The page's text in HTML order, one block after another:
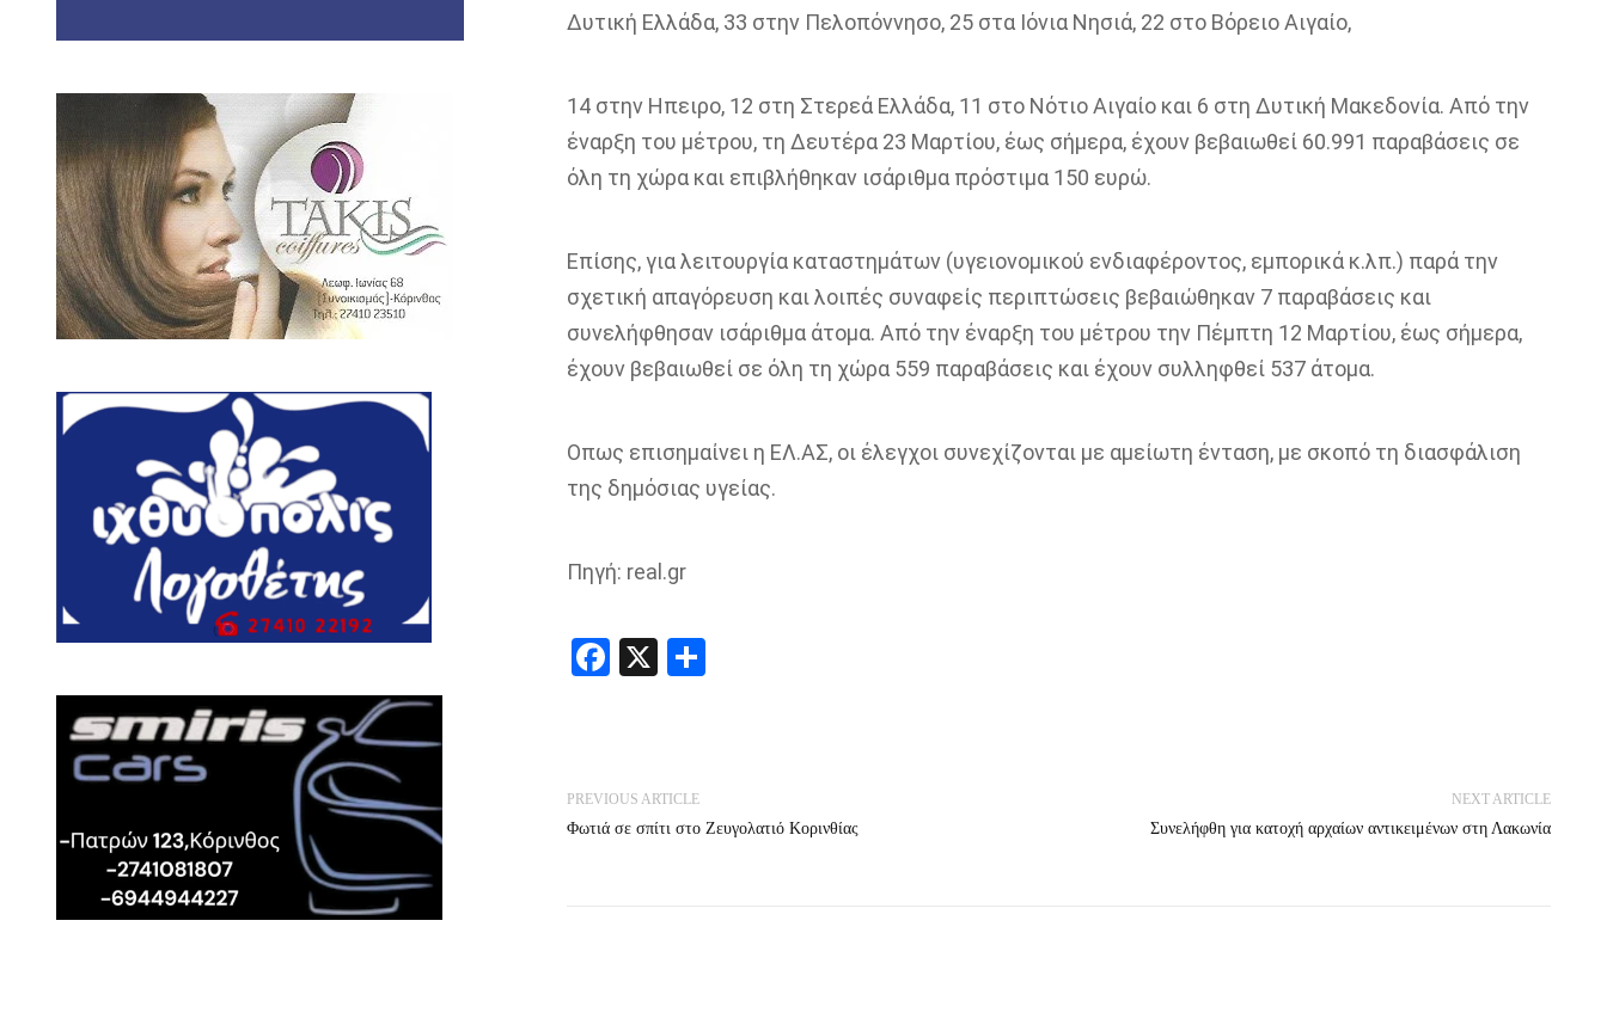
Δυτική Ελλάδα, 33 στην Πελοπόννησο, 25 στα Ιόνια Νησιά, 22 στο Βόρειο Αιγαίο,
14 στην Ηπειρο, 12 στη Στερεά Ελλάδα, 11 στο Νότιο Αιγαίο και 6 στη Δυτική Μακεδονία. Από την
έναρξη του μέτρου, τη Δευτέρα 23 Μαρτίου, έως σήμερα, έχουν βεβαιωθεί 60.991 παραβάσεις σε
όλη τη χώρα και επιβλήθηκαν ισάριθμα πρόστιμα 150 ευρώ.
Επίσης, για λειτουργία καταστημάτων (υγειονομικού ενδιαφέροντος, εμπορικά κ.λπ.) παρά την
σχετική απαγόρευση και λοιπές συναφείς περιπτώσεις βεβαιώθηκαν 7 παραβάσεις και
συνελήφθησαν ισάριθμα άτομα. Από την έναρξη του μέτρου την Πέμπτη 12 Μαρτίου, έως σήμερα,
έχουν βεβαιωθεί σε όλη τη χώρα 559 παραβάσεις και έχουν συλληφθεί 537 άτομα.
Οπως επισημαίνει η ΕΛ.ΑΣ, οι έλεγχοι συνεχίζονται με αμείωτη ένταση, με σκοπό τη διασφάλιση
της δημόσιας υγείας.
Πηγή: real.gr
Facebook
X Share
PREVIOUS ARTICLE
Φωτιά σε σπίτι στο Ζευγολατιό Κορινθίας
NEXT ARTICLE
Συνελήφθη για κατοχή αρχαίων αντικειμένων στη Λακωνία